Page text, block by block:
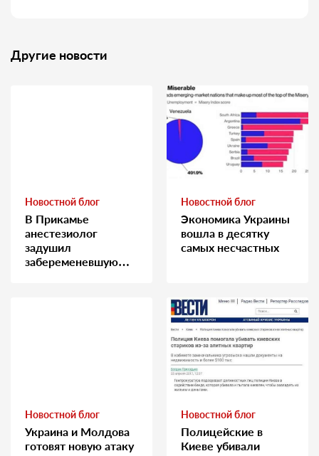
Другие новости
Новостной блог
В Прикамье
анестезиолог
задушил
забеременевшую
Новостной блог
Экономика Украины
вошла в десятку
самых несчастных
Новостной блог
Украина и Молдова
готовят новую атаку
Новостной блог
Полицейские в
Киеве убивали